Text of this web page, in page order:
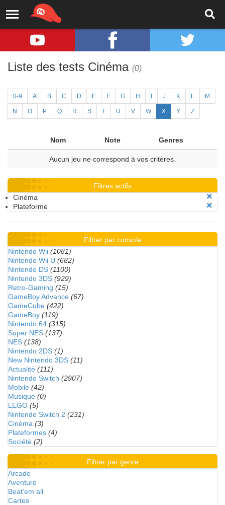
Liste des tests Cinéma (0)
0-9 A B C D E F G H J K L M
N O P Q R S T U V W X Y Z
Nom Note Genres
Aucun jeu ne correspond à vos critères.
Filtres actifs
Cinéma
Plateforme
Filtrer par console
Nintendo Wii (1081)
Nintendo Wii U (682)
Nintendo DS (1100)
Nintendo 3DS (929)
Retro-Gaming (15)
GameBoy Advance (67)
GameCube (422)
GameBoy (119)
Nintendo 64 (315)
Super NES (137)
NES (138)
Nintendo 2DS (1)
New Nintendo 3DS (11)
Actualité (111)
Nintendo Switch (2907)
Mobile (42)
Musique (0)
LEGO (5)
Nintendo Switch 2 (231)
Cinéma (3)
Plateformes (4)
Société (2)
Filtrer par genre
Arcade
Aventure
Beat'em all
Cartes